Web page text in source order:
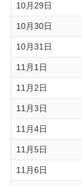
10月29日
10月30日
10月31日
11月1日
11月2日
11月3日
11月4日
11月5日
11月6日